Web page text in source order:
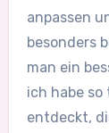
anpassen
besonders
man ein
ich habe
entdeckt,